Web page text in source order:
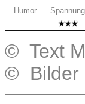
Humor Spannung
© Text
© Bilder